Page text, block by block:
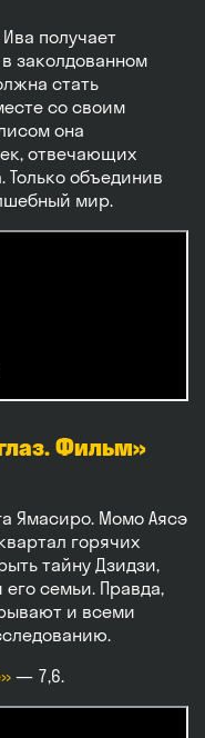
получает
заколдованном
стать
со своим
она
отвечающих
Только объединив
мир.
Фильм»
Ямасиро. Момо Аясэ
горячих
тайну Дзидзи,
семьи. Правда,
и всеми
— 7,6.